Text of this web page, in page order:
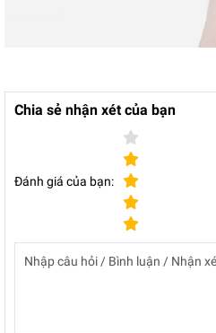
Chia sẻ nhận xét của bạn
Đánh giá của bạn: